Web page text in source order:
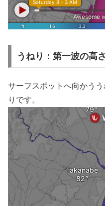
うねり：第一波の高
サーフスポットへ向かう
りです。